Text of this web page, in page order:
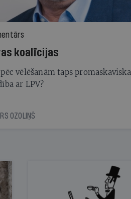
koalīcijas
vēlēšanām taps promaskaviska
ar LPV?
OZOLIŅŠ